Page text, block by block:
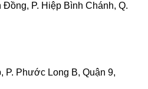
Đồng, P. Hiệp Bình Chánh, Q.
P. Phước Long B, Quận 9,